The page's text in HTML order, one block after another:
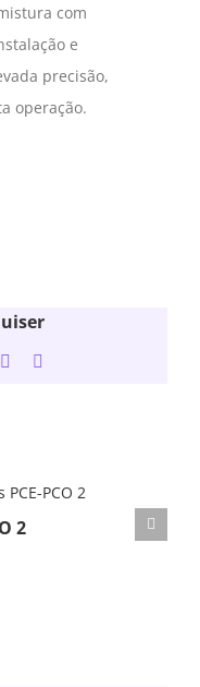
com
e
precisão,
operação.
Tumblr
2